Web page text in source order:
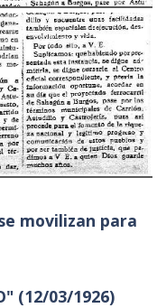
movilizan para
(12/03/1926)